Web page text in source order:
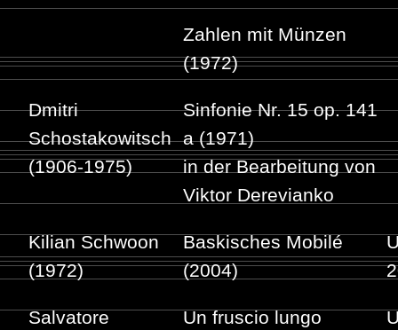
Zahlen mit Münzen
(1972)
Dmitri
Schostakowitsch
(1906-1975)
Sinfonie Nr. 15 op. 141
a (1971)
in der Bearbeitung von
Viktor Derevianko
Kilian Schwoon
(1972)
Baskisches Mobilé
(2004)
Salvatore
Un fruscio lungo